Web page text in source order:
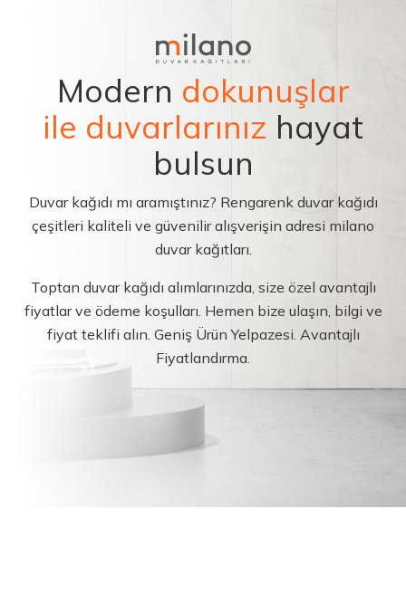
Modern dokunuşlar
ile duvarlarınız hayat
bulsun
Duvar kağıdı mı aramıştınız? Rengarenk duvar kağıdı
çeşitleri kaliteli ve güvenilir alışverişin adresi milano
duvar kağıtları.
Toptan duvar kağıdı alımlarınızda, size özel avantajlı
fiyatlar ve ödeme koşulları. Hemen bize ulaşın, bilgi ve
fiyat teklifi alın. Geniş Ürün Yelpazesi. Avantajlı
Fiyatlandırma.